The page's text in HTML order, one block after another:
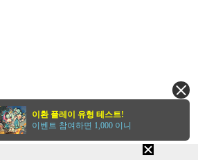
이환 플레이 유형 테스트!
이벤트 참여하면 1,000 이니